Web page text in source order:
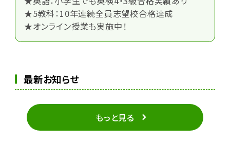
★5教科：10年連続全員志望校合格達成
★オンライン授業も実施中！
最新お知らせ
もっと見る